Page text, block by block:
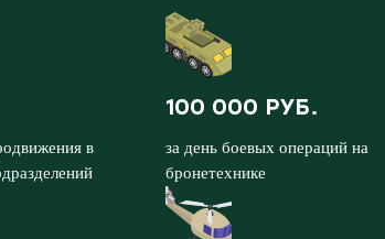
в
100 000 РУБ.
за день боевых операций на
бронетехнике